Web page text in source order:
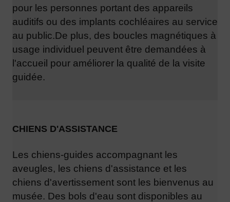
pour les personnes portant des appareils
auditifs ou des implants cochléaires au service
au public.De plus, des boucles magnétiques à
usage individuel peuvent être demandées à
l'accueil pour améliorer la qualité de la visite
guidée.
CHIENS D'ASSISTANCE
Les chiens-guides accompagnant les
aveugles, les chiens d'assistance et les
chiens d'avertissement sont les bienvenus au
musée. Des bols d'eau sont disponibles au